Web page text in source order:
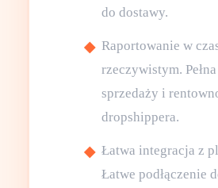
do dostawy.
Raportowanie w
rzeczywistym.
sprzedaży i
dropshippera.
Łatwa integracja z
Łatwe podłączenie